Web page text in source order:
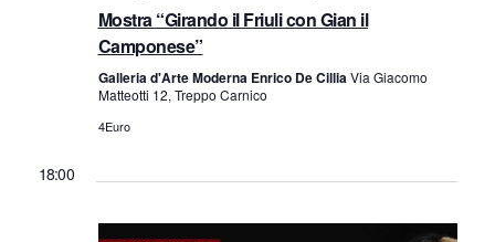
v
s
t
n
e
Mostra “Girando il Friuli con Gian il
Camponese”
Galleria d'Arte Moderna Enrico De CilliaVia Giacomo
Matteotti 12, Treppo Carnico
4Euro
18:00